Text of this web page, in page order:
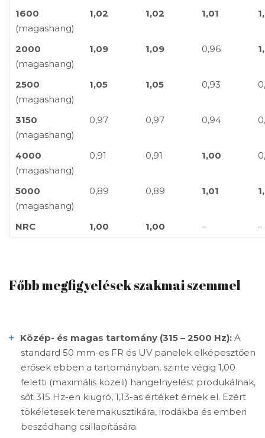
1600
(magashang)
1,02 1,02 1,01
2000
(magashang)
1,09 1,09 0,96
2500
(magashang)
1,05 1,05 0,93
3150
(magashang)
0,97 0,97 0,94
4000
(magashang)
0,91 0,91 1,00
5000
(magashang)
0,89 0,89 1,01
NRC 1,00 1,00 – –
Főbb megfigyelések szakmai szemmel
Közép- és magas tartomány (315 – 2500 Hz): A
standard 50 mm-es FR és UV panelek elképesztően
erősek ebben a tartományban, szinte végig 1,00
feletti (maximális közeli) hangelnyelést produkálnak,
sőt 315 Hz-en kiugró, 1,13-as értéket érnek el. Ezért
tökéletesek teremakusztikára, irodákba és emberi
beszédhang csillapítására.